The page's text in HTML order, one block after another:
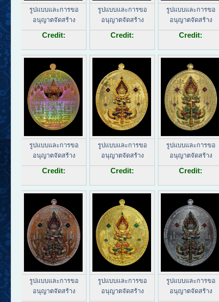
รูปแบบและการขอ
อนุญาตจัดสร้าง
Credit:
รูปแบบและการขอ
อนุญาตจัดสร้าง
Credit:
รูปแบบและการขอ
อนุญาตจัดสร้าง
Credit:
รูปแบบและการขอ
อนุญาตจัดสร้าง
Credit:
รูปแบบและการขอ
อนุญาตจัดสร้าง
Credit:
รูปแบบและการขอ
อนุญาตจัดสร้าง
Credit:
รูปแบบและการขอ
อนุญาตจัดสร้าง
รูปแบบและการขอ
อนุญาตจัดสร้าง
รูปแบบและการขอ
อนุญาตจัดสร้าง